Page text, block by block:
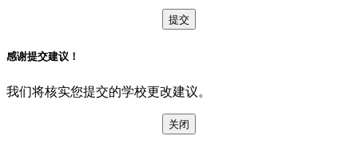
提交
感谢提交建议！
我们将核实您提交的学校更改建议。
关闭